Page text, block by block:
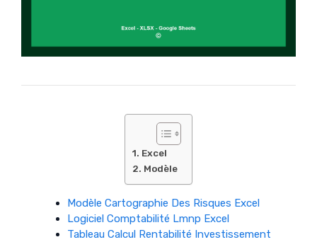
Excel
Modèle
Modèle Cartographie Des Risques Excel
Logiciel Comptabilité Lmnp Excel
Tableau Calcul Rentabilité Investissement